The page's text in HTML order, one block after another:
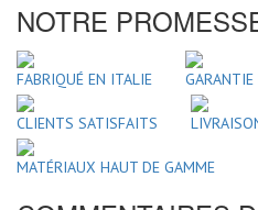
NOTRE
FABRIQUÉ EN ITALIE
CLIENTS SATISFAITS
MATÉRIAUX HAUT DE GAMME